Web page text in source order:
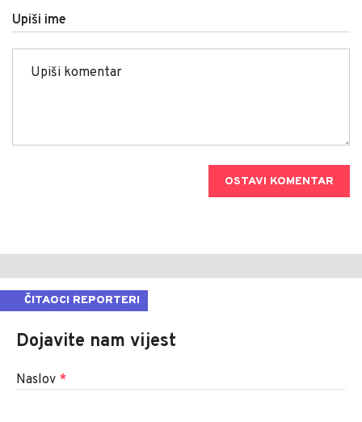
Upiši ime
OSTAVI KOMENTAR
ČITAOCI REPORTERI
Dojavite nam vijest
Naslov *